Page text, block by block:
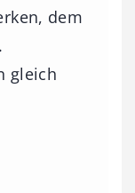
dem
gleich